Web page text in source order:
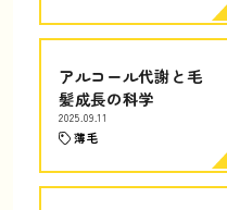
アルコール代謝と毛
髪成長の科学
2025.09.11
薄毛